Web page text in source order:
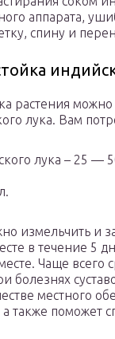
аппарата,
спину и
растения
лука. Вам
лука – 25 —
измельчить и
в течение 5
Чаще всего
болезнях
местного
также поможет